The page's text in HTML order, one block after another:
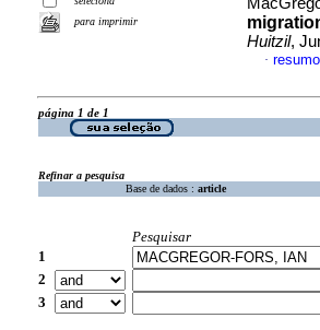
para imprimir
Huitzil,
·
página 1 de 1
Refinar a pesquisa
Base de dados : article
Pesquisar
1
2
3